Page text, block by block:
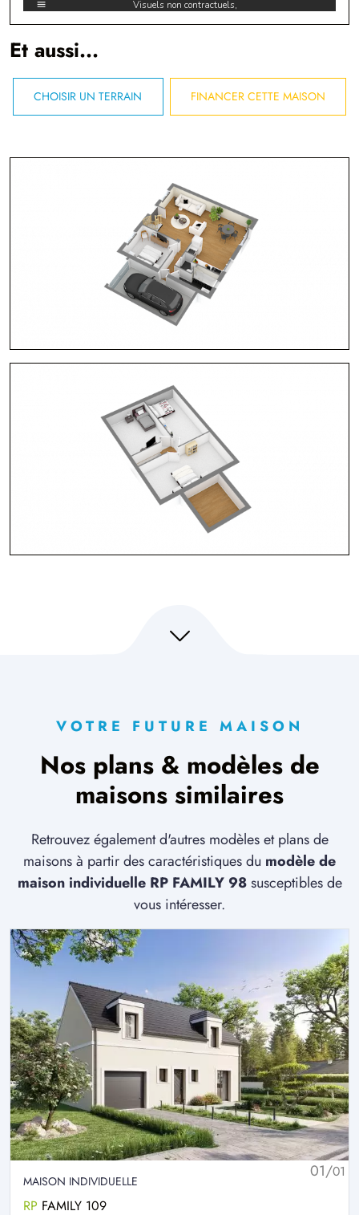
Et aussi...
CHOISIR UN TERRAIN FINANCER CETTE MAISON
VOTRE FUTURE MAISON
Nos plans & modèles de
maisons similaires
Retrouvez également d'autres modèles et plans de
maisons à partir des caractéristiques du modèle de
maison individuelle RP FAMILY 98susceptibles de
vous intéresser.
01/01
MAISON INDIVIDUELLE
RP FAMILY 109